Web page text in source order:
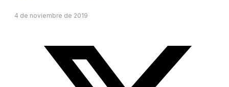
4 de noviembre de 2019